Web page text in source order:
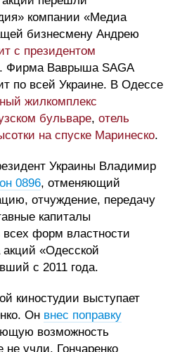
компании «Медиа
бизнесмену Андрею
с президентом
. Фирма Ваврыша SAGA
по всей Украине. В Одессе
жилкомплекс
бульваре, отель
на спуске Маринеско.
Украины Владимир
0896, отменяющий
отчуждение, передачу
капиталы
форм властности
акций «Одесской
с 2011 года.
киностудии выступает
Он внес поправку
возможность
не учли. Гончаренко